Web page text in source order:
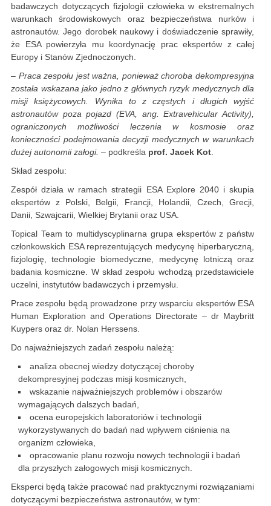
badawczych dotyczących fizjologii człowieka w ekstremalnych
warunkach środowiskowych oraz bezpieczeństwa nurków i
astronautów. Jego dorobek naukowy i doświadczenie sprawiły,
że ESA powierzyła mu koordynację prac ekspertów z całej
Europy i Stanów Zjednoczonych.
– Praca zespołu jest ważna, ponieważ choroba dekompresyjna
została wskazana jako jedno z głównych ryzyk medycznych dla
misji księżycowych. Wynika to z częstych i długich wyjść
astronautów poza pojazd (EVA, ang. Extravehicular Activity),
ograniczonych możliwości leczenia w kosmosie oraz
konieczności podejmowania decyzji medycznych w warunkach
dużej autonomii załogi. – podkreśla prof. Jacek Kot
Skład zespołu:
Zespół działa w ramach strategii ESA Explore 2040 i skupia
ekspertów z Polski, Belgii, Francji, Holandii, Czech, Grecji,
Danii, Szwajcarii, Wielkiej Brytanii oraz USA.
Topical Team to multidyscyplinarna grupa ekspertów z państw
członkowskich ESA reprezentujących medycynę hiperbaryczną,
fizjologię, technologie biomedyczne, medycynę lotniczą oraz
badania kosmiczne. W skład zespołu wchodzą przedstawiciele
uczelni, instytutów badawczych i przemysłu.
Prace zespołu będą prowadzone przy wsparciu ekspertów ESA
Human Exploration and Operations Directorate – dr Maybritt
Kuypers oraz dr. Nolan Herssens.
Do najważniejszych zadań zespołu należą:
analiza obecnej wiedzy dotyczącej choroby
dekompresyjnej podczas misji kosmicznych,
wskazanie najważniejszych problemów i obszarów
wymagających dalszych badań,
ocena europejskich laboratoriów i technologii
wykorzystywanych do badań nad wpływem ciśnienia na
organizm człowieka,
opracowanie planu rozwoju nowych technologii i badań
dla przyszłych załogowych misji kosmicznych.
Eksperci będą także pracować nad praktycznymi rozwiązaniami
dotyczącymi bezpieczeństwa astronautów, w tym: